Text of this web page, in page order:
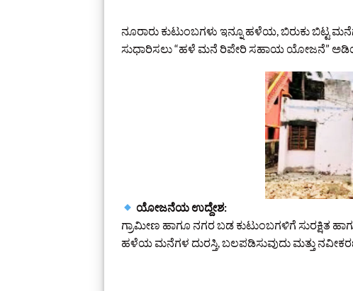
ನೂರಾರು ಕುಟುಂಬಗಳು ಇನ್ನೂ ಹಳೆಯ, ಬಿರುಕು ಬಿಟ್ಟ
ಸುಧಾರಿಸಲು “ಹಳೆ ಮನೆ ರಿಪೇರಿ ಸಹಾಯ ಯೋಜನೆ”
ಯೋಜನೆಯ ಉದ್ದೇಶ:
ಗ್ರಾಮೀಣ ಹಾಗೂ ನಗರ ಬಡ ಕುಟುಂಬಗಳಿಗೆ ಸುರಕ್ಷಿತ
ಹಳೆಯ ಮನೆಗಳ ದುರಸ್ತಿ, ಬಲಪಡಿಸುವುದು ಮತ್ತು